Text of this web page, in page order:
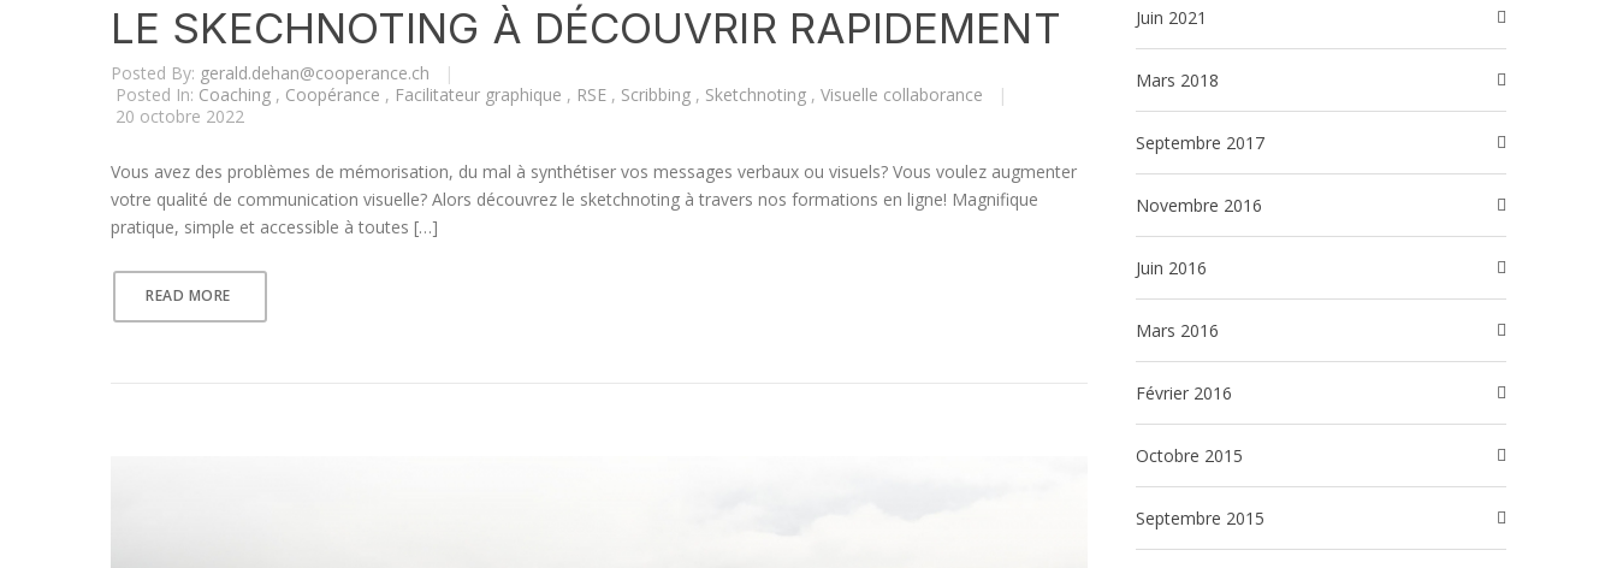
LE SKECHNOTING À DÉCOUVRIR RAPIDEMENT
Posted By: gerald.dehan@cooperance.ch
|
Posted In: Coaching , Coopérance , Facilitateur graphique , RSE , Scribbing , Sketchnoting , Visuelle collaborance
|
20 octobre 2022
Vous avez des problèmes de mémorisation, du mal à synthétiser vos messages verbaux ou visuels? Vous voulez augmenter
votre qualité de communication visuelle? Alors découvrez le sketchnoting à travers nos formations en ligne! Magnifique
pratique, simple et accessible à toutes […]
READ MORE
juin 2021
mars 2018
septembre 2017
novembre 2016
juin 2016
mars 2016
février 2016
octobre 2015
septembre 2015